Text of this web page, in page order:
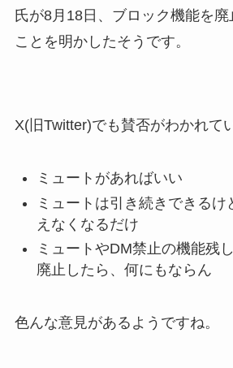
氏が8月18日、ブロック機能を
ことを明かしたそうです。
X(旧Twitter)でも賛否がわかれて
ミュートがあればいい
ミュートは引き続きできるけ
えなくなるだけ
ミュートやDM禁止の機能残
廃止したら、何にもならん
色んな意見があるようですね。